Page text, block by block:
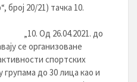
20/21) тачка 10.
и гласи:
до
се организоване
спортских
групама до 30 лица као и